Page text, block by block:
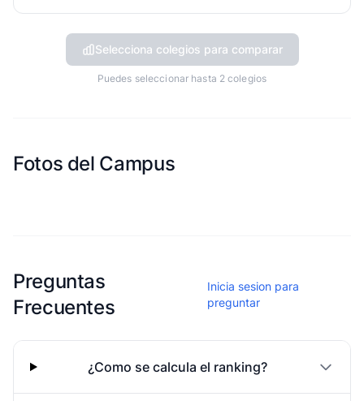
Selecciona colegios para comparar
Puedes seleccionar hasta 2 colegios
Fotos del Campus
Preguntas
Frecuentes
Inicia sesion para
preguntar
¿Como se calcula el ranking?